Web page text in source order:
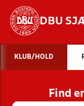
DBU
KLUB/HOLD
Find